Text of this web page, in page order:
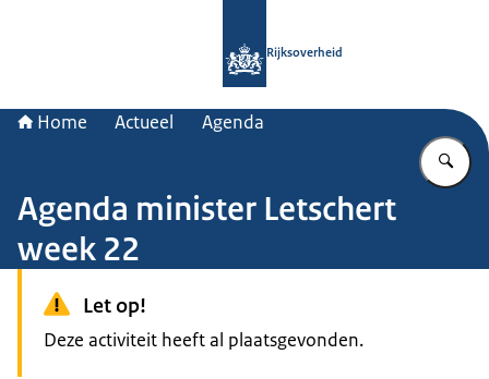
Rijksoverheid
Home Actueel Agenda
Agenda minister Letschert
week 22
Let op!
Deze activiteit heeft al plaatsgevonden.